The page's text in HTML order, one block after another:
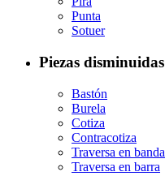
Punta
Sotuer
Piezas disminuidas
Bastón
Burela
Cotiza
Contracotiza
Traversa en banda
Traversa en barra